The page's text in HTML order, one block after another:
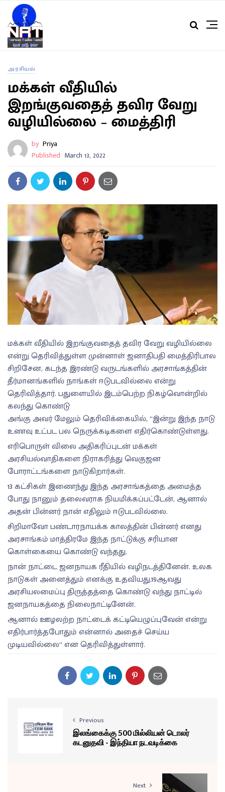
அரசியல்
மக்கள் வீதியில்
இறங்குவதைத் தவிர வேறு
வழியில்லை – மைத்திரி
by Priya
Published March 13, 2022
மக்கள் வீதியில் இறங்குவதைத் தவிர வேறு வழியில்லை
என்று தெரிவித்துள்ள முன்னாள் ஜனாதிபதி மைத்திரிபால
சிறிசேன, கடந்த இரண்டு வருடங்களில் அரசாங்கத்தின்
தீர்மானங்களில் நாங்கள் ஈடுபடவில்லை என்று
தெரிவித்தார். பதுளையில் இடம்பெற்ற நிகழ்வொன்றில்
கலந்து கொண்டு
அங்கு அவர் மேலும் தெரிவிக்கையில், “இன்று இந்த நாடு
உணவு உட்பட பல நெருக்கடிகளை எதிர்கொண்டுள்ளது.
எரிபொருள் விலை அதிகரிப்புடன் மக்கள்
அரசியல்வாதிகளை நிராகரித்து வெகுஜன
போராட்டங்களை நாடுகிறார்கள்.
13 கட்சிகள் இணைந்து இந்த அரசாங்கத்தை அமைத்த
போது நானும் தலைவராக நியமிக்கப்பட்டேன், ஆனால்
அதன் பின்னர் நான் எதிலும் ஈடுபடவில்லை.
சிறிமாவோ பண்டாரநாயக்க காலத்தின் பின்னர் எனது
அரசாங்கம் மாத்திரமே இந்த நாட்டுக்கு சரியான
கொள்கையை கொண்டு வந்தது.
நான் நாட்டை ஜனநாயக ரீதியில் வழிநடத்தினேன். உலக
நாடுகள் அனைத்தும் எனக்கு உதவியது.19ஆவது
அரசியலமைப்பு திருத்தத்தை கொண்டு வந்து நாட்டில்
ஜனநாயகத்தை நிலைநாட்டினேன்.
ஆனால் ஊழலற்ற நாட்டைக் கட்டியெழுப்புவேன் என்று
எதிர்பார்த்தபோதும் என்னால் அதைச் செய்ய
முடியவில்லை“ என தெரிவித்துள்ளார்.
Previous
இலங்கைக்கு 500 மில்லியன் டொலர்
கடனுதவி - இந்தியா நடவடிக்கை
Next